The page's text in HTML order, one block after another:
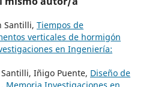
Santilli, Tiempos de
verticales de hormigón
en Ingeniería:
Iñigo Puente, Diseño de
, Memoria Investigaciones en